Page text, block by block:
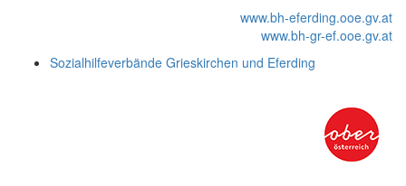
www.bh-eferding.ooe.gv.at
www.bh-gr-ef.ooe.gv.at
Sozialhilfeverbände Grieskirchen und Eferding